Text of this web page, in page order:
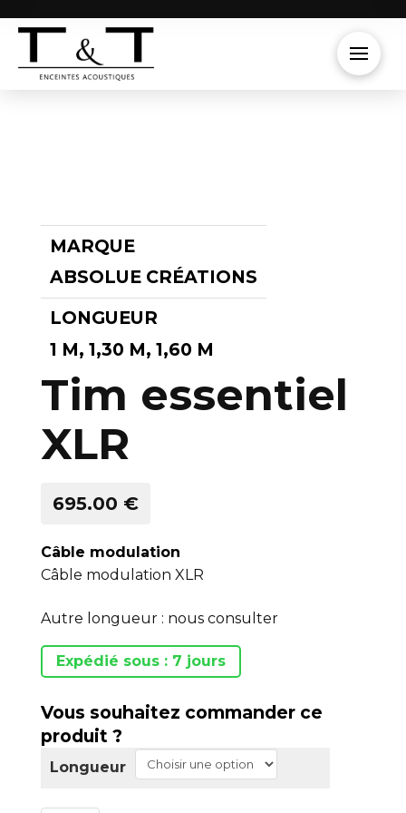
MARQUE
ABSOLUE CRÉATIONS
LONGUEUR
1 M, 1,30 M, 1,60 M
Tim essentiel
XLR
695.00 €
Câble modulation
Câble modulation XLR
Autre longueur : nous consulter
Expédié sous : 7 jours
Vous souhaitez commander ce
produit ?
Longueur